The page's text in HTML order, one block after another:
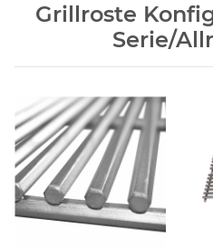
Grillroste
Serie/